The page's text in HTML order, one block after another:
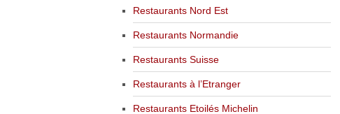
Restaurants Nord Est
Restaurants Normandie
Restaurants Suisse
Restaurants à l’Etranger
Restaurants Etoilés Michelin